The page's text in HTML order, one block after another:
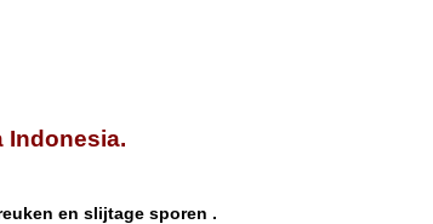
Indonesia.
en slijtage sporen .